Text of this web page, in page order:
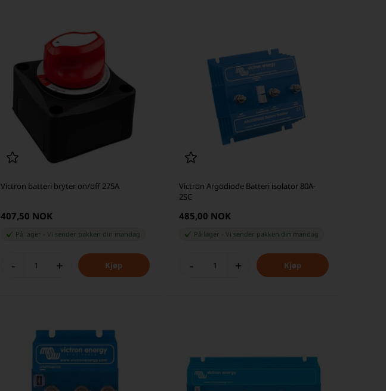
Victron batteri bryter on/off 275A
407,50 NOK
På lager Vi sender pakken din mandag
- +
Victron Argodiode Batteri isolator 80A-
2SC
485,00 NOK
På lager -Vi sender pakken din mandag
- +